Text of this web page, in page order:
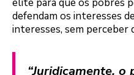
elite para que os pobres
defendam os interesses
interesses, sem perceber
“Juridicamente, o